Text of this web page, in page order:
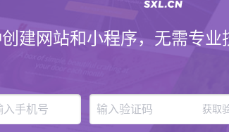
建网站和小程序，无需专
获取